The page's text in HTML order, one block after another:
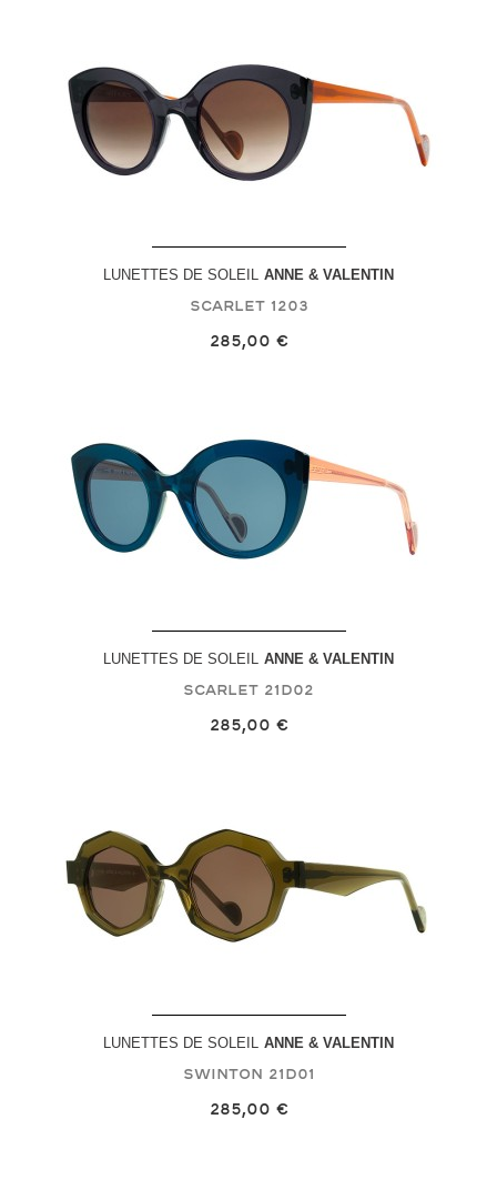
LUNETTES DE SOLEIL ANNE & VALENTIN
Scarlet 1203
285,00 €
LUNETTES DE SOLEIL ANNE & VALENTIN
Scarlet 21D02
285,00 €
LUNETTES DE SOLEIL ANNE & VALENTIN
Swinton 21D01
285,00 €